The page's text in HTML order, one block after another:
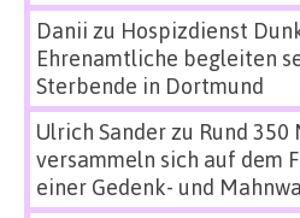
Danii zu Hospizdienst
Ehrenamtliche begleiten
Sterbende in Dortmund
Ulrich Sanderzu Rund 350
versammeln sich auf dem
einer Gedenk- und